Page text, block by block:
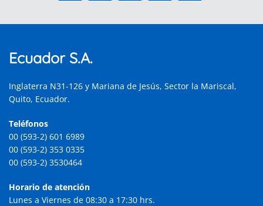
Ecuador S.A.
Inglaterra N31-126 y Mariana de Jesús, Sector la Mariscal,
Quito, Ecuador.
Teléfonos
00 (593-2) 601 6989
00 (593-2) 353 0335
00 (593-2) 3530464
Horario de atención
Lunes a Viernes de 08:30 a 17:30 hrs.